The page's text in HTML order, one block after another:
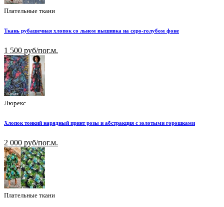
Плательные ткани
Ткань рубашечная хлопок со льном вышивка на серо-голубом фоне
1 500 руб/пог.м.
Люрекс
Хлопок тонкий нарядный принт розы и абстракция с золотыми горошками
2 000 руб/пог.м.
Плательные ткани